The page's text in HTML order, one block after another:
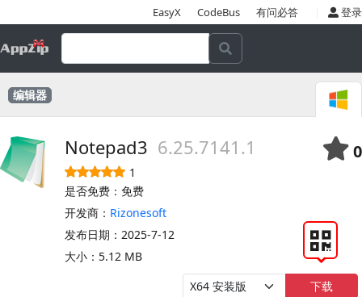
EasyX CodeBus 有问必答 登录
编辑器
0
Notepad3 6.25.7141.1
1
是否免费：免费
开发商： Rizonesoft
发布日期：2025-7-12
大小：5.12 MB
下载